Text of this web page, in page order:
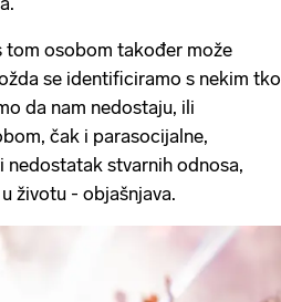
tom osobom također može
se identificiramo s nekim tko
da nam nedostaju, ili
čak i parasocijalne,
stvarnih odnosa,
životu - objašnjava.